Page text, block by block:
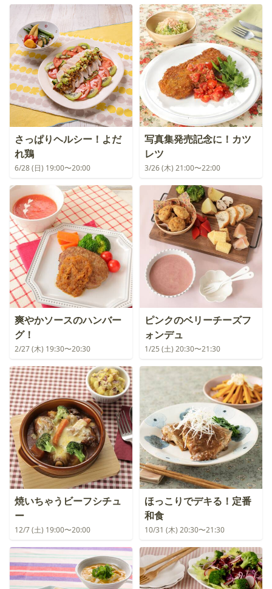
さっぱりヘルシー！よだ
れ鶏
6/28 (日) 19:00〜20:00
写真集発売記念に！カツ
レツ
3/26 (木) 21:00〜22:00
爽やかソースのハンバー
グ！
2/27 (木) 19:30〜20:30
ピンクのベリーチーズフ
ォンデュ
1/25 (土) 20:30〜21:30
焼いちゃうビーフシチュ
ー
12/7 (土) 19:00〜20:00
ほっこりでデキる！定番
和食
10/31 (木) 20:30〜21:30